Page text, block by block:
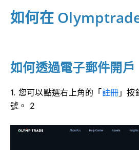
如何在
如何透過電子郵件開戶
1. 您可以點選右上角的「註冊 」按
號。 2